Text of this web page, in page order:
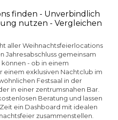
finden - Unverbindlich
nutzen - Vergleichen
aller Weihnachtsfeierlocations
Jahresabschluss gemeinsam
- ob in einem
einem exklusiven Nachtclub im
Festsaal in der
in einer zentrumsnahen Bar.
Beratung und lassen
ein Dashboard mit idealen
zusammenstellen.